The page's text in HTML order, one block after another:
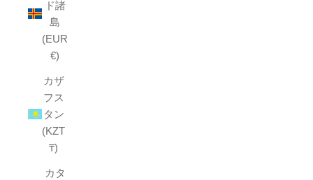
ド諸
島
(EUR
€)
カザ
フス
タン
(KZT
₸)
カタ